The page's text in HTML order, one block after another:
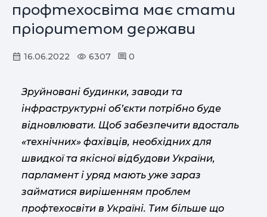
профтехосвіта має стати
пріоритетом держави
16.06.2022 6307 0
Зруйновані будинки, заводи та
інфраструктурні об’єкти потрібно буде
відновлювати. Щоб забезпечити вдосталь
«технічних» фахівців, необхідних для
швидкої та якісної відбудови України,
парламент і уряд мають уже зараз
займатися вирішенням проблем
профтехосвіти в Україні. Тим більше що